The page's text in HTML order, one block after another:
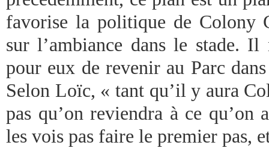
favorise la politique de Colony
sur l’ambiance dans le stade. Il
pour eux de revenir au Parc
Selon Loïc, « tant qu’il y aura
pas qu’on reviendra à ce qu’on
les vois pas faire le premier pas,